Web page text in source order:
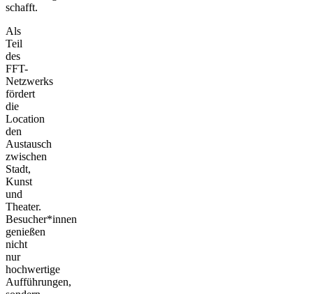
schafft.
Als
Teil
des
FFT-
Netzwerks
fördert
die
Location
den
Austausch
zwischen
Stadt,
Kunst
und
Theater.
Besucher*innen
genießen
nicht
nur
hochwertige
Aufführungen,